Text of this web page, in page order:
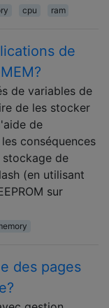
cpu ram
de
de variables de
de les stocker
de
conséquences
de
(en utilisant
sur
des pages